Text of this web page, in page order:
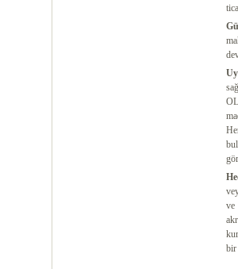
ve
bir